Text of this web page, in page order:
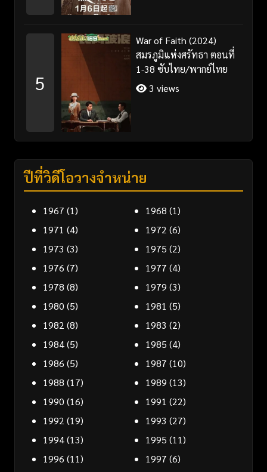
5
War of Faith (2024)
สมรภูมิแห่งศรัทธา ตอนที่
1-38 ซับไทย/พากย์ไทย
3 views
ปีที่วิดีโอวางจำหน่าย
1967 (1) 1968 (1)
1971 (4) 1972 (6)
1973 (3) 1975 (2)
1976 (7) 1977 (4)
1978 (8) 1979 (3)
1980 (5) 1981 (5)
1982 (8) 1983 (2)
1984(5) 1985 (4)
1986 (5) 1987 (10)
1988 (17) 1989 (13)
1990 (16) 1991 (22)
1992 (19) 1993 (27)
1994(13) 1995 (11)
1996 (11) 1997 (6)